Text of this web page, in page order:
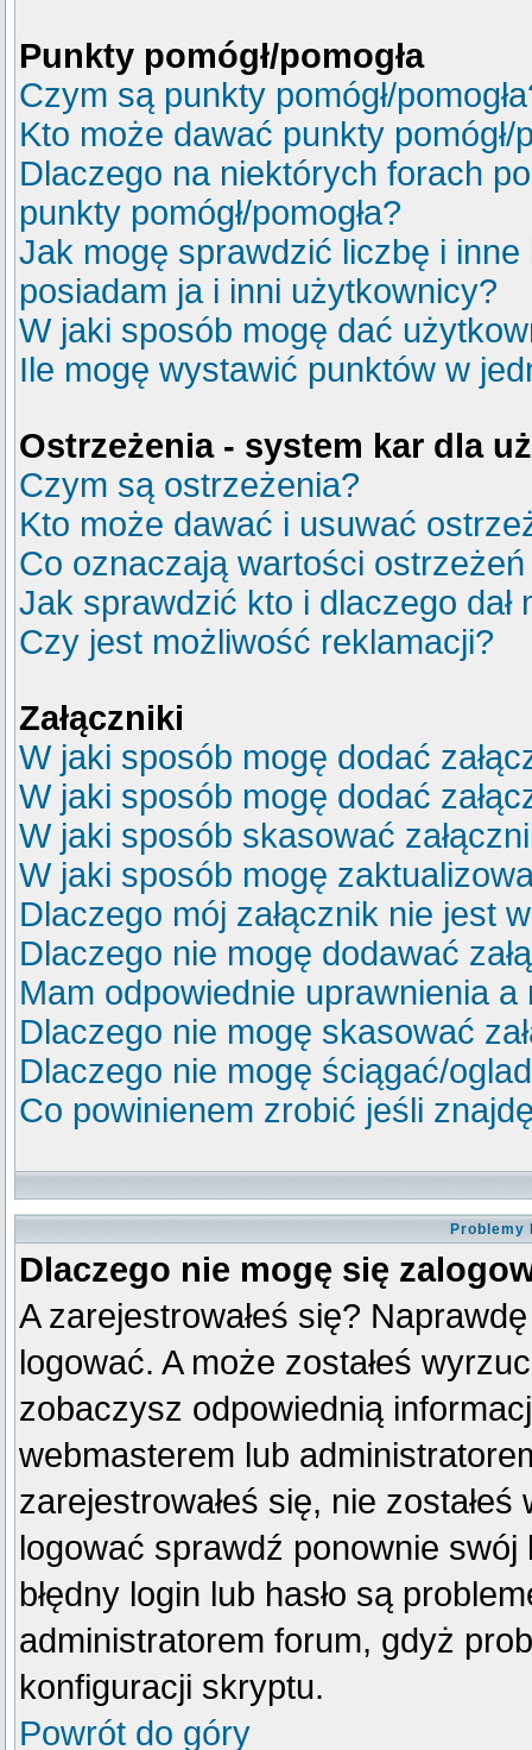
Punkty pomógł/pomogła
Czym są punkty pomógł/
Kto może dawać punkty pomógł/
Dlaczego na niektórych forach
punkty pomógł/pomogła?
Jak mogę sprawdzić liczbę i
posiadam ja i inni użytkownicy?
W jaki sposób mogę dać
Ile mogę wystawić punktów w
Ostrzeżenia - system kar dla
Czym są ostrzeżenia?
Kto może dawać i usuwać
Co oznaczają wartości
Jak sprawdzić kto i dlaczego dał
Czy jest możliwość reklamacji?
Załączniki
W jaki sposób mogę dodać
W jaki sposób mogę dodać
W jaki sposób skasować
W jaki sposób mogę
Dlaczego mój załącznik nie jest
Dlaczego nie mogę dodawać
Mam odpowiednie uprawnienia
Dlaczego nie mogę skasować
Dlaczego nie mogę ściągać/
Co powinienem zrobić jeśli
Problemy
Dlaczego nie mogę się
A zarejestrowałeś się?
logować. A może zostałeś
zobaczysz odpowiednią
webmasterem lub
zarejestrowałeś się, nie
logować sprawdź ponownie swój
błędny login lub hasło są
administratorem forum, gdyż
konfiguracji skryptu.
Powrót do góry